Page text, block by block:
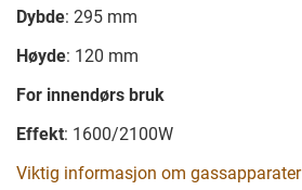
Dybde: 295 mm
Høyde: 120 mm
For innendørs bruk
Effekt: 1600/2100W
Viktig informasjon om gassapparater